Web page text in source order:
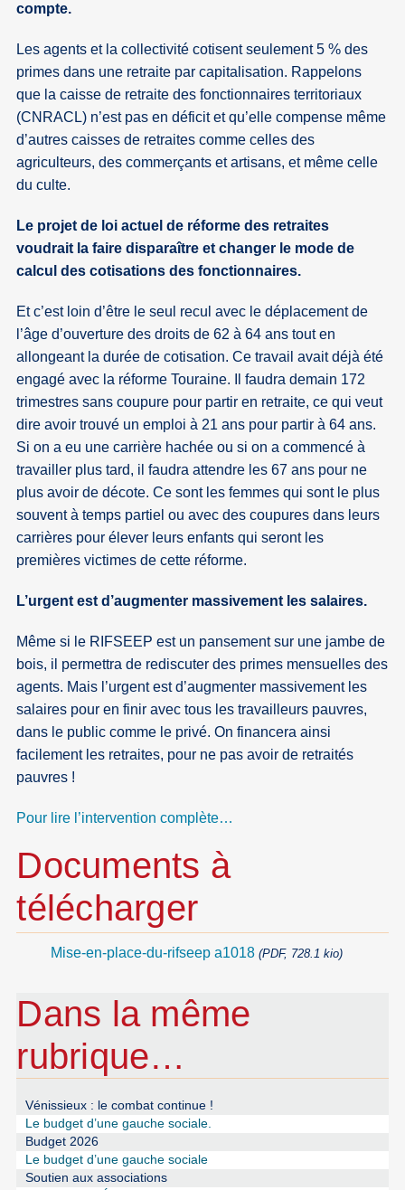
compte.
Les agents et la collectivité cotisent seulement 5 % des
primes dans une retraite par capitalisation. Rappelons
que la caisse de retraite des fonctionnaires territoriaux
(CNRACL) n’est pas en déficit et qu’elle compense même
d’autres caisses de retraites comme celles des
agriculteurs, des commerçants et artisans, et même celle
du culte.
Le projet de loi actuel de réforme des retraites
voudrait la faire disparaître et changer le mode de
calcul des cotisations des fonctionnaires.
Et c’est loin d’être le seul recul avec le déplacement de
l’âge d’ouverture des droits de 62 à 64 ans tout en
allongeant la durée de cotisation. Ce travail avait déjà été
engagé avec la réforme Touraine. Il faudra demain 172
trimestres sans coupure pour partir en retraite, ce qui veut
dire avoir trouvé un emploi à 21 ans pour partir à 64 ans.
Si on a eu une carrière hachée ou si on a commencé à
travailler plus tard, il faudra attendre les 67 ans pour ne
plus avoir de décote. Ce sont les femmes qui sont le plus
souvent à temps partiel ou avec des coupures dans leurs
carrières pour élever leurs enfants qui seront les
premières victimes de cette réforme.
L’urgent est d’augmenter massivement les salaires.
Même si le RIFSEEP est un pansement sur une jambe de
bois, il permettra de rediscuter des primes mensuelles des
agents. Mais l’urgent est d’augmenter massivement les
salaires pour en finir avec tous les travailleurs pauvres,
dans le public comme le privé. On financera ainsi
facilement les retraites, pour ne pas avoir de retraités
pauvres !
Pour lire l’intervention complète…
Documents à
télécharger
Mise-en-place-du-rifseep a1018 (PDF, 728.1 kio)
Dans la même
rubrique…
Vénissieux : le combat continue !
Le budget d’une gauche sociale.
Budget 2026
Le budget d’une gauche sociale
Soutien aux associations